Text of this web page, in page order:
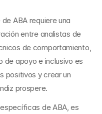
ABA requiere una
entre analistas de
de comportamiento,
de apoyo e inclusivo es
positivos y crear un
prospere.
de ABA, es